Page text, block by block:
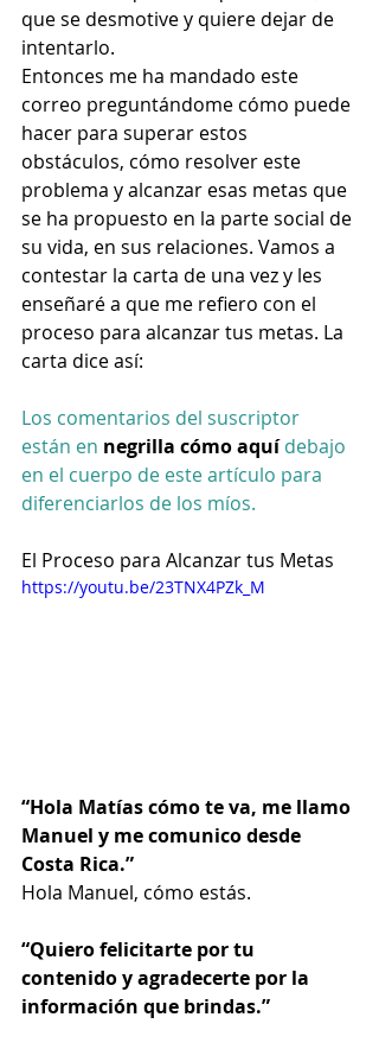
que se desmotive y quiere dejar de
intentarlo.
Entonces me ha mandado este
correo preguntándome cómo puede
hacer para superar estos
obstáculos, cómo resolver este
problema y alcanzar esas metas que
se ha propuesto en la parte social de
su vida, en sus relaciones. Vamos a
contestar la carta de una vez y les
enseñaré a que me refiero con el
proceso para alcanzar tus metas. La
carta dice así:
Los comentarios del suscriptor
están en negrilla cómo aquí debajo
en el cuerpo de este artículo para
diferenciarlos de los míos.
El Proceso para Alcanzar tus Metas
https://youtu.be/23TNX4PZk_M
“Hola Matías cómo te va, me llamo
Manuel y me comunico desde
Costa Rica.”
Hola Manuel, cómo estás.
“Quiero felicitarte por tu
contenido y agradecerte por la
información que brindas.”